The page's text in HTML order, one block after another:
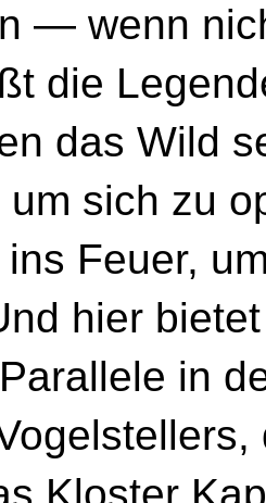
— wenn
die
das Wild
sich zu
Feuer,
hier
in